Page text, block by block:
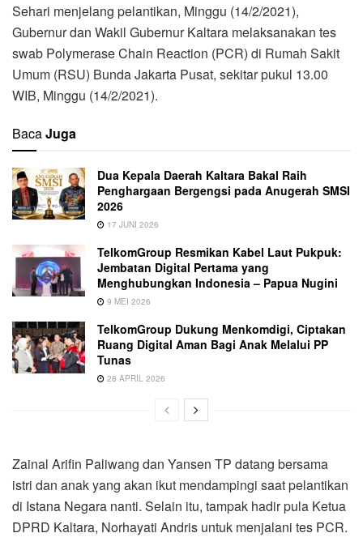
Sehari menjelang pelantikan, Minggu (14/2/2021),
Gubernur dan Wakil Gubernur Kaltara melaksanakan tes
swab Polymerase Chain Reaction (PCR) di Rumah Sakit
Umum (RSU) Bunda Jakarta Pusat, sekitar pukul 13.00
WIB, Minggu (14/2/2021).
BacaJuga
Dua Kepala Daerah Kaltara Bakal Raih
Penghargaan Bergengsi pada Anugerah SMSI
2026
17 JUNI 2026
TelkomGroup Resmikan Kabel Laut Pukpuk:
Jembatan Digital Pertama yang
Menghubungkan Indonesia – Papua Nugini
9 MEI 2026
TelkomGroup Dukung Menkomdigi, Ciptakan
Ruang Digital Aman Bagi Anak Melalui PP
Tunas
28 APRIL 2026
Zainal Arifin Paliwang dan Yansen TP datang bersama
istri dan anak yang akan ikut mendampingi saat pelantikan
di Istana Negara nanti. Selain itu, tampak hadir pula Ketua
DPRD Kaltara, Norhayati Andris untuk menjalani tes PCR.